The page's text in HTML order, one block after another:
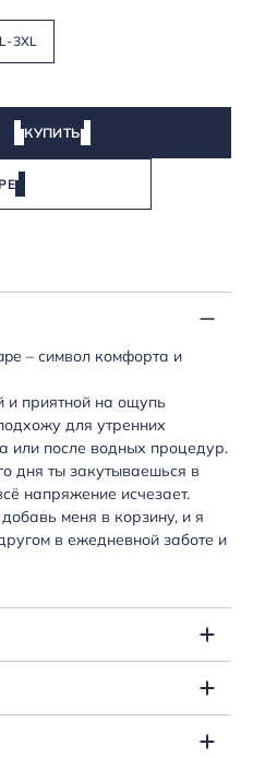
3XL
КУПИТЬ
– символ комфорта и
и приятной на ощупь
для утренних
или после водных процедур.
дня ты закутываешься в
напряжение исчезает.
меня в корзину, и я
в ежедневной заботе и